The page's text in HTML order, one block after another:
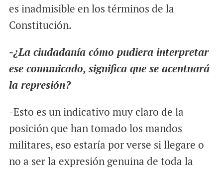
es inadmisible en los términos de la
Constitución.
-¿La ciudadanía cómo pudiera interpretar
ese comunicado, significa que se acentuará
la represión?
-Esto es un indicativo muy claro de la
posición que han tomado los mandos
militares, eso estaría por verse si llegare o
no a ser la expresión genuina de toda la